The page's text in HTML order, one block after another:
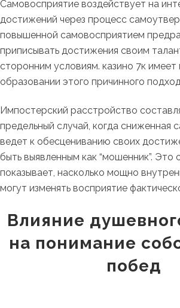
Самовосприятие воздействует на
достижений через процесс
повышенной самовосприятием
приписывать достижения своим
сторонним условиям. казино 7к имеет
образовании этого причинного
Импостерский расстройство
предельный случай, когда сниженная
ведет к обесцениванию своих
быть выявленным как “мошенник”. Это
показывает, насколько мощно
могут изменять восприятие
Влияние
на понимание
побед